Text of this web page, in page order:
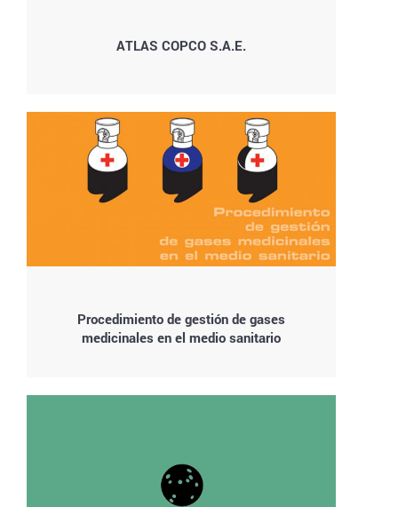
ATLAS COPCO S.A.E.
Procedimiento de gestión de gases
medicinales en el medio sanitario